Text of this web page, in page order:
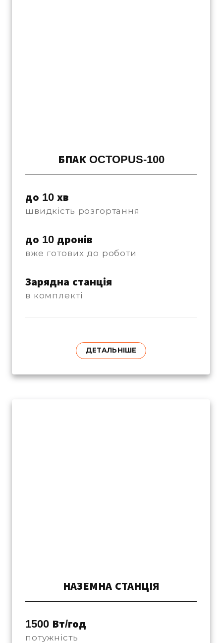
БПАК OCTOPUS-100
до 10 хв
швидкість розгортання
до 10 дронів
вже готових до роботи
Зарядна станція
в комплекті
ДЕТАЛЬНІШЕ
НАЗЕМНА СТАНЦІЯ
1500 Вт/год
потужність